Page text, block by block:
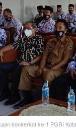
konkerkot ke-1 PGRI